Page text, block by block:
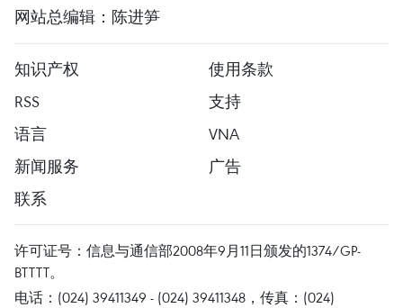
网站总编辑：陈进笋
知识产权
使用条款
RSS
支持
语言
VNA
新闻服务
广告
联系
许可证号：信息与通信部2008年9月11日颁发的1374/GP-
BTTTT。
电话：(024) 39411349 - (024) 39411348，传真：(024)